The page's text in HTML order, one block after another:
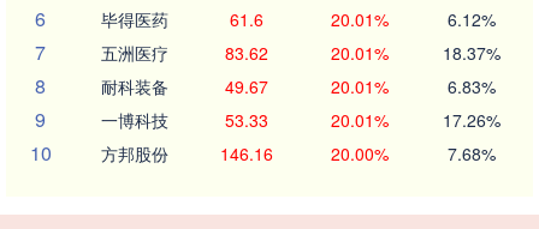
6 毕得医药 61.6 20.01% 6.12%
7 五洲医疗 83.62 20.01% 18.37%
8 耐科装备 49.67 20.01% 6.83%
9 一博科技 53.33 20.01% 17.26%
10 方邦股份 146.16 20.00% 7.68%